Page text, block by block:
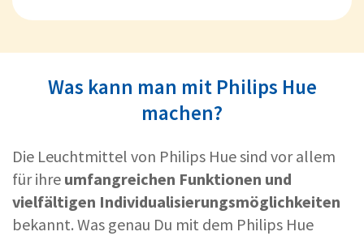
Was kann man mit Philips Hue
machen?
Die Leuchtmittel von Philips Hue sind vor allem
für ihre umfangreichen Funktionen und
vielfältigen Individualisierungsmöglichkeiten
bekannt. Was genau Du mit dem Philips Hue